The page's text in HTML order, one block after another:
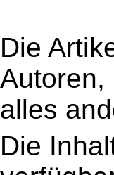
Die
Autoren,
alles
Die